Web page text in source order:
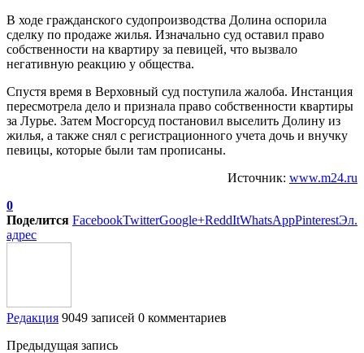
В ходе гражданского судопроизводства Долина оспорила
сделку по продаже жилья. Изначально суд оставил право
собственности на квартиру за певицей, что вызвало
негативную реакцию у общества.
Спустя время в Верховный суд поступила жалоба. Инстанция
пересмотрела дело и признала право собственности квартиры
за Лурье. Затем Мосгорсуд постановил выселить Долину из
жилья, а также снял с регистрационного учета дочь и внучку
певицы, которые были там прописаны.
Источник: www.m24.ru
0
Поделится FacebookTwitterGoogle+ReddItWhatsAppPinterestЭл.
адрес
Редакция 9049 записей 0 комментариев
Предыдущая запись